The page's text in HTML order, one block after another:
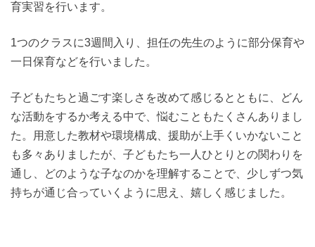
育実習を行います。
1つのクラスに3週間入り、担任の先生のように部分保育や
一日保育などを行いました。
子どもたちと過ごす楽しさを改めて感じるとともに、どん
な活動をするか考える中で、悩むこともたくさんありまし
た。用意した教材や環境構成、援助が上手くいかないこと
も多々ありましたが、子どもたち一人ひとりとの関わりを
通し、どのような子なのかを理解することで、少しずつ気
持ちが通じ合っていくように思え、嬉しく感じました。